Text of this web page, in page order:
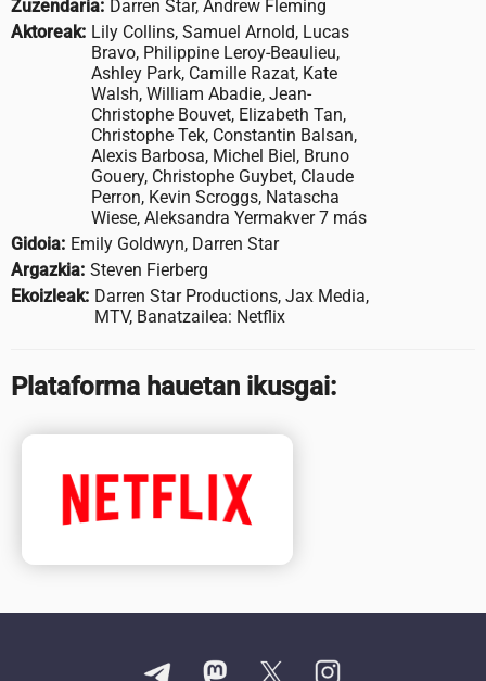
Zuzendaria: Darren Star, Andrew Fleming
Aktoreak: Lily Collins, Samuel Arnold, Lucas
Bravo, Philippine Leroy-Beaulieu,
Ashley Park, Camille Razat, Kate
Walsh, William Abadie, Jean-
Christophe Bouvet, Elizabeth Tan,
Christophe Tek, Constantin Balsan,
Alexis Barbosa, Michel Biel, Bruno
Gouery, Christophe Guybet, Claude
Perron, Kevin Scroggs, Natascha
Wiese, Aleksandra Yermakver 7 más
Gidoia: Emily Goldwyn, Darren Star
Argazkia: Steven Fierberg
Ekoizleak: Darren Star Productions, Jax Media,
MTV, Banatzailea: Netflix
Plataforma hauetan ikusgai: